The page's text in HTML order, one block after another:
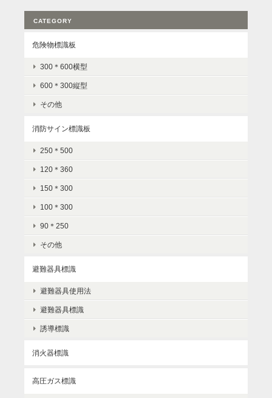
CATEGORY
危険物標識板
300＊600横型
600＊300縦型
その他
消防サイン標識板
250＊500
120＊360
150＊300
100＊300
90＊250
その他
避難器具標識
避難器具使用法
避難器具標識
誘導標識
消火器標識
高圧ガス標識